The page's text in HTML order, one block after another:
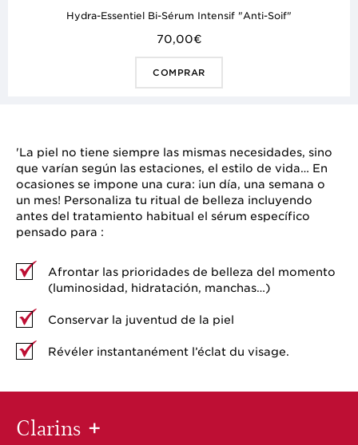
Hydra-Essentiel Bi-Sérum Intensif "Anti-Soif"
70,00€
COMPRAR
'La piel no tiene siempre las mismas necesidades, sino
que varían según las estaciones, el estilo de vida… En
ocasiones se impone una cura: ¡un día, una semana o
un mes! Personaliza tu ritual de belleza incluyendo
antes del tratamiento habitual el sérum específico
pensado para :
Afrontar las prioridades de belleza del momento
(luminosidad, hidratación, manchas…)
Conservar la juventud de la piel
Révéler instantanément l’éclat du visage.
Clarins +